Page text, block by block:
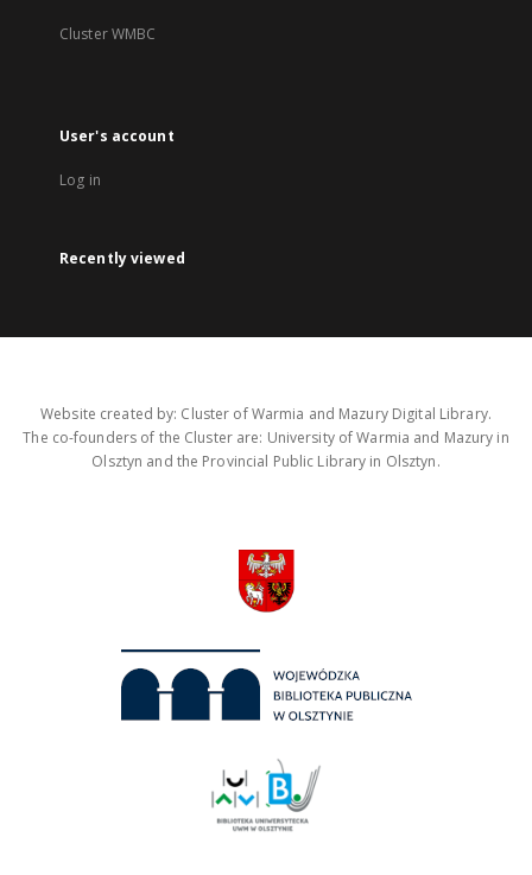
Cluster WMBC
User's account
Log in
Recently viewed
Website created by: Cluster of Warmia and Mazury Digital Library.
The co-founders of the Cluster are: University of Warmia and Mazury in
Olsztyn and the Provincial Public Library in Olsztyn.